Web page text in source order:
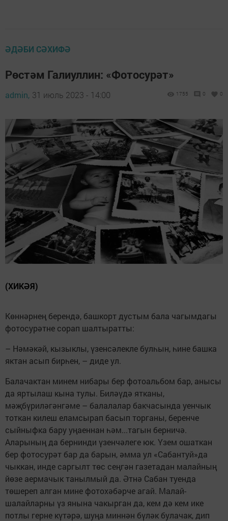
ӘДӘБИ СӘХИФӘ
Рөстәм Галиуллин: «Фотосурәт»
admin, 31 июль 2023 - 14:00 1755 0 0
(ХИКӘЯ)
Көннәрнең берендә, башкорт дустым бала чагымдагы
фотосурәтне сорап шалтыратты:
– Нәмәкәй, кызыклы, үзенсәлекле булһын, һине башка
яктан асып бирһен, – диде ул.
Балачактан минем нибары бер фотоальбом бар, анысы
да яртылаш кына тулы. Биләүдә ятканы,
мәҗбүриләгәнгәме – балалалар бакчасында уенчык
тоткан килеш еламсырап басып торганы, беренче
сыйныфка бару уңаеннан һәм...тагын берничә.
Аларының да бернинди үзенчәлеге юк. Үзем ошаткан
бер фотосурәт бар да барын, әмма ул «Сабантуй»да
чыккан, инде саргылт төс сеңгән газетадан малайның
йөзе аермачык танылмый да. Әтнә Сабан туенда
төшереп алган мине фотохәбәрче агай. Малай-
шалайларны үз янына чакырган да, кем дә кем ике
потлы герне күтәрә, шуңа миннән бүләк булачак, дип